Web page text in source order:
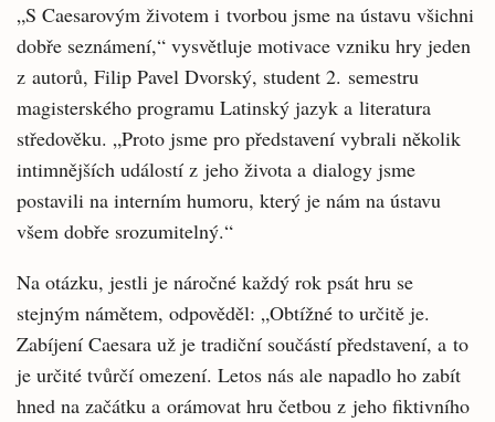
„S Caesarovým životem i tvorbou jsme na ústavu všichni
dobře seznámení,“ vysvětluje motivace vzniku hry jeden
z autorů, Filip Pavel Dvorský, student 2. semestru
magisterského programu Latinský jazyk a literatura
středověku. „Proto jsme pro představení vybrali několik
intimnějších událostí z jeho života a dialogy jsme
postavili na interním humoru, který je nám na ústavu
všem dobře srozumitelný.“
Na otázku, jestli je náročné každý rok psát hru se
stejným námětem, odpověděl: „Obtížné to určitě je.
Zabíjení Caesara už je tradiční součástí představení, a to
je určité tvůrčí omezení. Letos nás ale napadlo ho zabít
hned na začátku a orámovat hru četbou z jeho fiktivního